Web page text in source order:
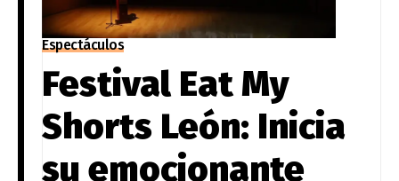
Espectáculos
Festival Eat My
Shorts León: Inicia
su emocionante